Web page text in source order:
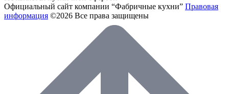
Официальный сайт компании “Фабричные кухни” Правовая
информация ©2026 Все права защищены